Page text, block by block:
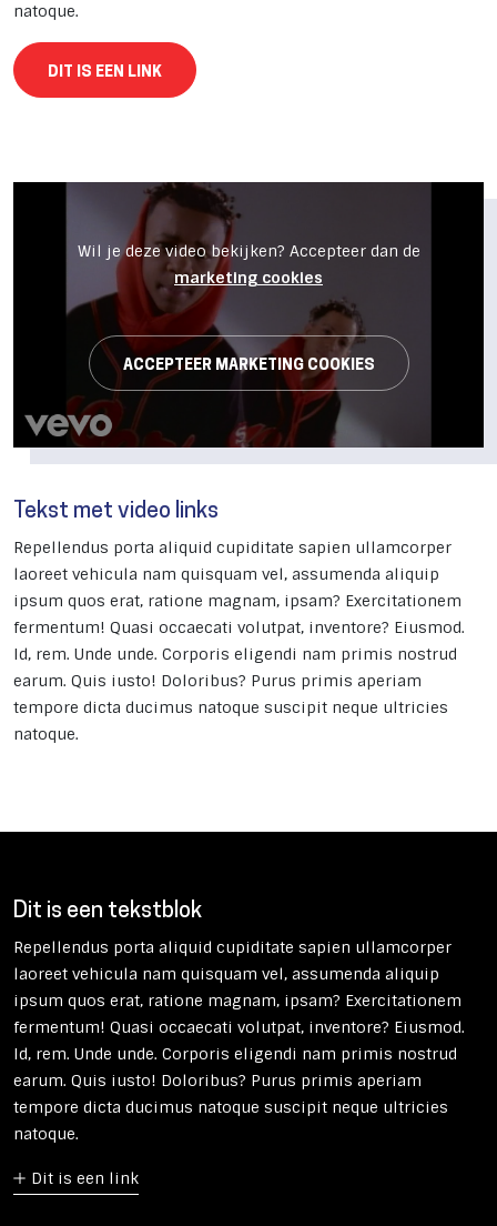
natoque.
DIT IS EEN LINK
Wil je deze video bekijken? Accepteer dan de
marketing cookies
ACCEPTEER MARKETING COOKIES
Tekst met video links
Repellendus porta aliquid cupiditate sapien ullamcorper
laoreet vehicula nam quisquam vel, assumenda aliquip
ipsum quos erat, ratione magnam, ipsam? Exercitationem
fermentum! Quasi occaecati volutpat, inventore? Eiusmod.
Id, rem. Unde unde. Corporis eligendi nam primis nostrud
earum. Quis iusto! Doloribus? Purus primis aperiam
tempore dicta ducimus natoque suscipit neque ultricies
natoque.
Dit is een tekstblok
Repellendus porta aliquid cupiditate sapien ullamcorper
laoreet vehicula nam quisquam vel, assumenda aliquip
ipsum quos erat, ratione magnam, ipsam? Exercitationem
fermentum! Quasi occaecati volutpat, inventore? Eiusmod.
Id, rem. Unde unde. Corporis eligendi nam primis nostrud
earum. Quis iusto! Doloribus? Purus primis aperiam
tempore dicta ducimus natoque suscipit neque ultricies
natoque.
Dit is een link